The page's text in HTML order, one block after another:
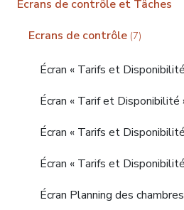
Ecrans de contrôle et Tâches
Ecrans de contrôle (7)
Écran Planning des chambres